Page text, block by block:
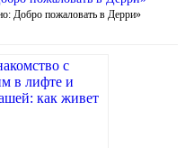
Добро пожаловать в Дерри»